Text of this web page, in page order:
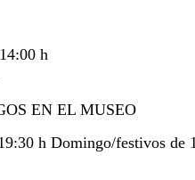
h
EN EL MUSEO
h Domingo/festivos de